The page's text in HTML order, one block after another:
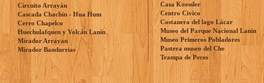
Circuito Arrayán
Cascada Chachin - Hua Hum
Cerro Chapelco
Huechulafquen y Volcán Lanín
Mirador Arrayan
Mirador Bandurrias
Casa Koessler
Centro Civico
Costanera del lago Lácar
Museo del Parque Nacional Lanin
Museo Primeros Pobladores
Pastera museo del Che
Trampa de Peces